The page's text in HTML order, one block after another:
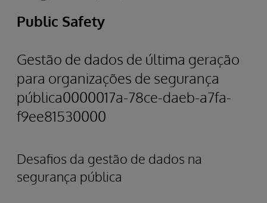
Public Safety
Gestão de dados de última geração
para organizações de segurança
pública0000017a-78ce-daeb-a7fa-
f9ee81530000
Desafios da gestão de dados na
segurança pública